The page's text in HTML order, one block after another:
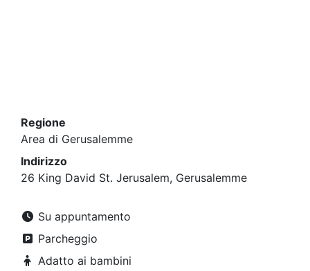
Regione
Area di Gerusalemme
Indirizzo
26 King David St. Jerusalem, Gerusalemme
Su appuntamento
Parcheggio
Adatto ai bambini